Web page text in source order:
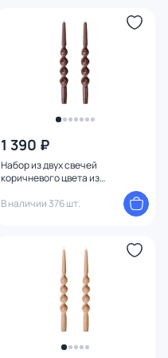
1 390 ₽
Набор из двух свечей
коричневого цвета из
коллекции Tkano essential, 35 см
BD-3180940
В наличии 376 шт.